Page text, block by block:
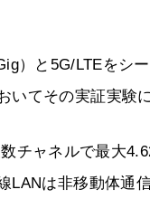
）と5G/LTEをシ
てその実証実験
チャネルで最大
LANは非移動体通